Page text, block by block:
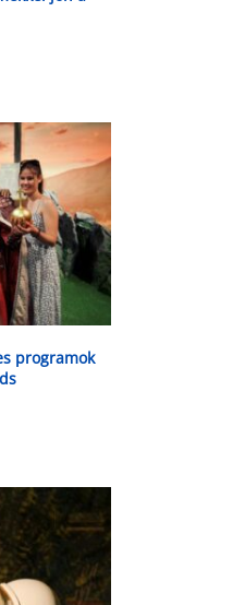
programok